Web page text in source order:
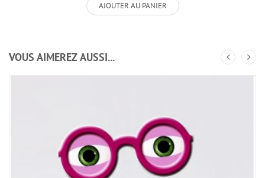
AJOUTER AU PANIER
VOUS AIMEREZ AUSSI...